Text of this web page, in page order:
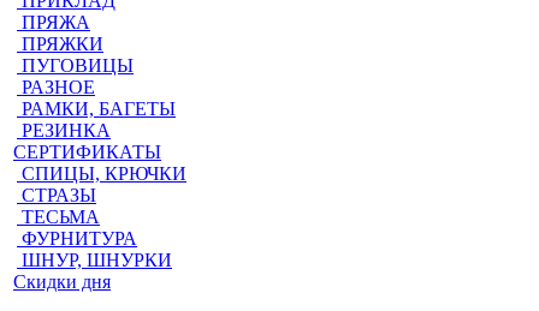
ПРЯЖА
ПРЯЖКИ
ПУГОВИЦЫ
РАЗНОЕ
РАМКИ, БАГЕТЫ
РЕЗИНКА
СЕРТИФИКАТЫ
СПИЦЫ, КРЮЧКИ
СТРАЗЫ
ТЕСЬМА
ФУРНИТУРА
ШНУР, ШНУРКИ
Скидки дня